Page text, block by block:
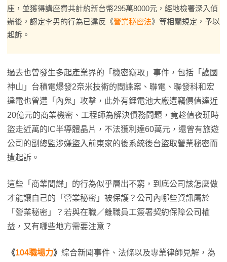
座，並獲得講座費共計約新台幣295萬8000元，經地檢署深入偵
辦後，認定李男的行為已違反《營業秘密法》等相關規定，予以
起訴。
過去也曾發生多起產業界的「機密竊取」事件，包括「護國
神山」台積電爆發2奈米技術的間諜案、聯電、聯發科和宏
達電也曾遭「內鬼」攻擊，此外有鋰電池大廠遭竊價值達近
20億元的商業機密、工程師為解決債務問題，竟趁值夜班時
盜走近萬的IC半導體晶片，不法獲利達60萬元，還曾有旅遊
公司的副總監涉嫌盜入前東家的後系統後台盜取營業秘密而
遭起訴。
這些「商業間諜」的行為似乎層出不窮，到底公司該怎麼做
才能讓自己的「營業秘密」被保護？公司內哪些資訊屬於
「營業秘密」？若與在職／離職員工簽署契約保障公司權
益，又有哪些地方需要注意？
《104職場力》 綜合新聞事件、法條以及專業律師見解，為